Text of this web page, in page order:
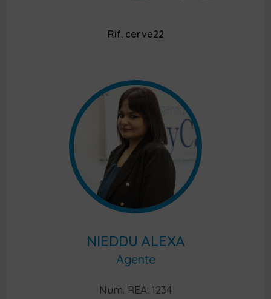
Rif. cerve22
NIEDDU ALEXA
Agente
Num. REA: 1234